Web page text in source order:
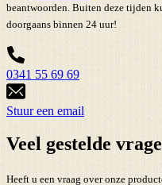
beantwoorden. Buiten deze tijden
doorgaans binnen 24 uur!
0341 55 69 69
Stuur een email
Veel gestelde
Heeft u een vraag over onze